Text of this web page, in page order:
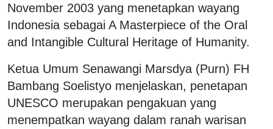
November 2003 yang menetapkan wayang
Indonesia sebagai A Masterpiece of the Oral
and Intangible Cultural Heritage of Humanity.
Ketua Umum Senawangi Marsdya (Purn) FH
Bambang Soelistyo menjelaskan, penetapan
UNESCO merupakan pengakuan yang
menempatkan wayang dalam ranah warisan